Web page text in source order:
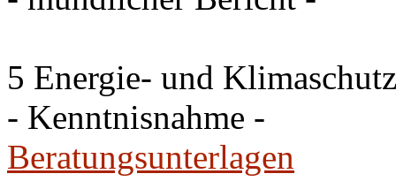
5 Energie- und
- Kenntnisnahme -
Beratungsunterlagen